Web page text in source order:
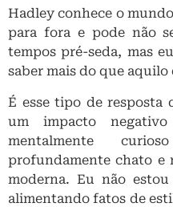
Hadley conhece o
para fora e pode não
tempos pré-seda, mas
saber mais do que
É esse tipo de resposta
um impacto
mentalmente
profundamente chato e
moderna. Eu não
alimentando fatos de